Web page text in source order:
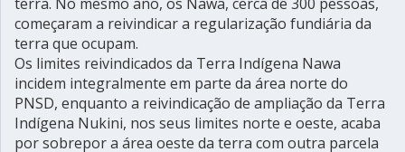
começaram a reivindicar a regularização fundiária da
terra que ocupam.
Os limites reivindicados da Terra Indígena Nawa
incidem integralmente em parte da área norte do
PNSD, enquanto a reivindicação de ampliação da Terra
Indígena Nukini, nos seus limites norte e oeste, acaba
por sobrepor a área oeste da terra com outra parcela